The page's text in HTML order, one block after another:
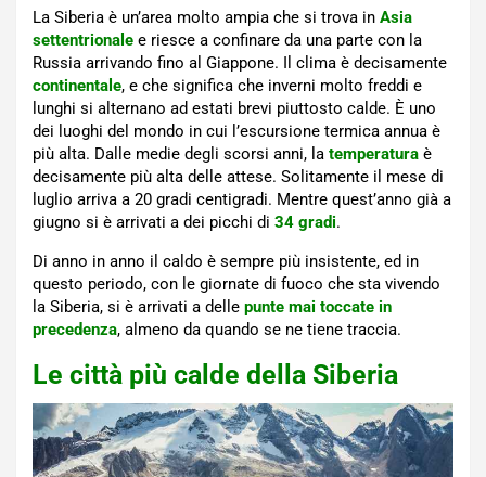
La Siberia è un’area molto ampia che si trova in Asia
settentrionale e riesce a confinare da una parte con la
Russia arrivando fino al Giappone. Il clima è decisamente
continentale, e che significa che inverni molto freddi e
lunghi si alternano ad estati brevi piuttosto calde. È uno
dei luoghi del mondo in cui l’escursione termica annua è
più alta. Dalle medie degli scorsi anni, la temperatura è
decisamente più alta delle attese. Solitamente il mese di
luglio arriva a 20 gradi centigradi. Mentre quest’anno già a
giugno si è arrivati a dei picchi di 34 gradi.
Di anno in anno il caldo è sempre più insistente, ed in
questo periodo, con le giornate di fuoco che sta vivendo
la Siberia, si è arrivati a delle punte mai toccate in
precedenza, almeno da quando se ne tiene traccia.
Le città più calde della Siberia